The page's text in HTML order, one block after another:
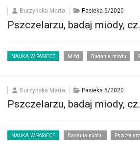
Burzyńska Marta Pasieka 6/2020
Pszczelarzu, badaj miody,
NAUKA W PASIECE Miód Badania miodu
Burzyńska Marta Pasieka 5/2020
Pszczelarzu, badaj miody,
NAUKA W PASIECE Badania miodu